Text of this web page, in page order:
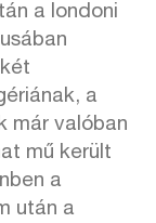
a londoni
a
már valóban
mű került
a
után a